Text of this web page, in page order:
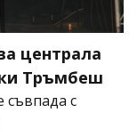
централа
Тръмбеш
съвпада с